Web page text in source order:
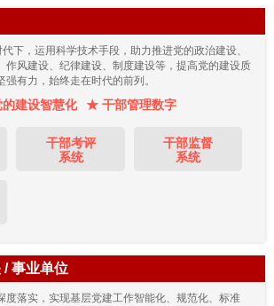
代下，运用科学技术手段，助力推进党的政治建设、
作风建设、纪律建设、制度建设等，提高党的建设质
有力，始终走在时代的前列。
建设智慧化 ★ 干部管理数字
干部考评
系统
干部监督
系统
/ 事业单位
度落实，实现基层党建工作智能化、规范化、标准